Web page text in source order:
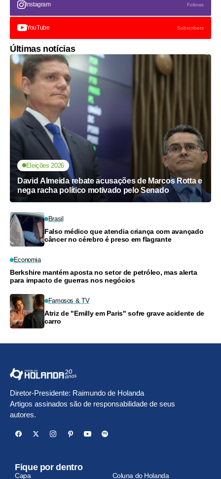
Instagram Follows
YouTube Subscribers
Últimas notícias
Eleições 2026
David Almeida rebate acusações de Marcos Rotta e
nega racha político motivado pelo Senado
Brasil
Falso médico que atendia criança com avançado
câncer no cérebro é preso em flagrante
Economia
Berkshire mantém aposta no setor de petróleo, mas alerta
para impacto de guerras nos negócios
Famosos & TV
Atriz de "Emilly em Paris" sofre grave acidente de
carro
Diretor-Presidente: Raimundo de Holanda
Artigos assinados são de responsabilidade de seus
autores.
Fique por dentro
Capa Coluna do Holanda